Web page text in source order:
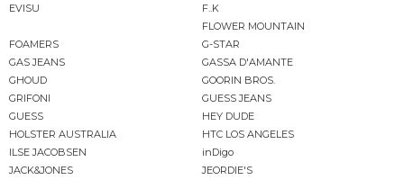
EVISU
F..K
FLOWER MOUNTAIN
FOAMERS
G-STAR
GAS JEANS
GASSA D'AMANTE
GHOUD
GOORIN BROS.
GRIFONI
GUESS JEANS
GUESS
HEY DUDE
HOLSTER AUSTRALIA
HTC LOS ANGELES
ILSE JACOBSEN
inDigo
JACK&JONES
JEORDIE'S